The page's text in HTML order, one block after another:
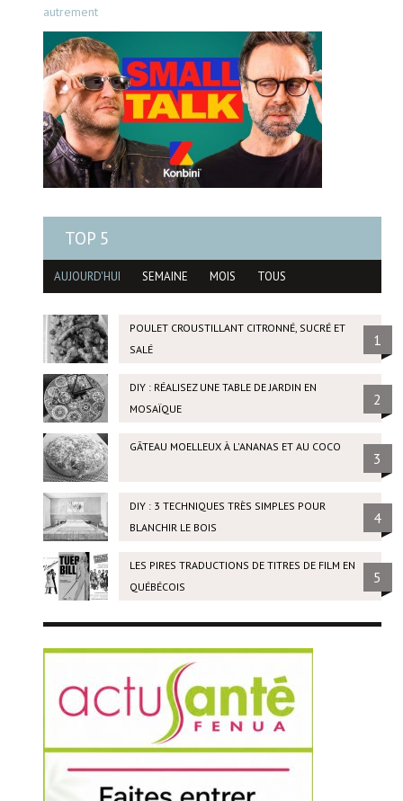
autrement
TOP 5
AUJOURD'HUI SEMAINE MOIS TOUS
POULET CROUSTILLANT CITRONNÉ, SUCRÉ ET
SALÉ
1
DIY : RÉALISEZ UNE TABLE DE JARDIN EN
MOSAÏQUE
2
GÂTEAU MOELLEUX À L'ANANAS ET AU COCO
3
DIY : 3 TECHNIQUES TRÈS SIMPLES POUR
BLANCHIR LE BOIS
4
LES PIRES TRADUCTIONS DE TITRES DE FILM EN
QUÉBÉCOIS
5